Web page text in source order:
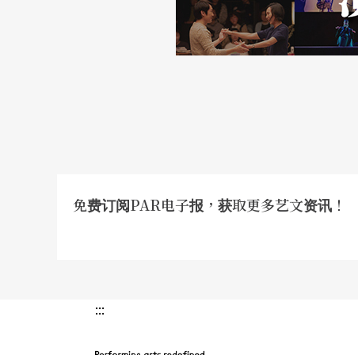
免费订阅PAR电子报，获取更多艺文资讯！
:::